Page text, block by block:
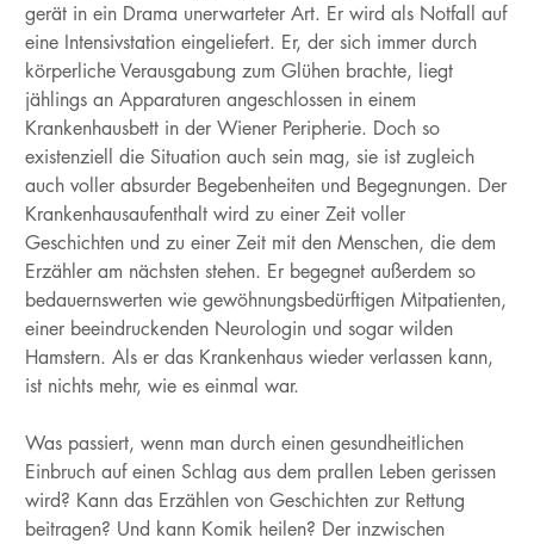
gerät in ein Drama unerwarteter Art. Er wird als Notfall auf
eine Intensivstation eingeliefert. Er, der sich immer durch
körperliche Verausgabung zum Glühen brachte, liegt
jählings an Apparaturen angeschlossen in einem
Krankenhausbett in der Wiener Peripherie. Doch so
existenziell die Situation auch sein mag, sie ist zugleich
auch voller absurder Begebenheiten und Begegnungen. Der
Krankenhausaufenthalt wird zu einer Zeit voller
Geschichten und zu einer Zeit mit den Menschen, die dem
Erzähler am nächsten stehen. Er begegnet außerdem so
bedauernswerten wie gewöhnungsbedürftigen Mitpatienten,
einer beeindruckenden Neurologin und sogar wilden
Hamstern. Als er das Krankenhaus wieder verlassen kann,
ist nichts mehr, wie es einmal war.
Was passiert, wenn man durch einen gesundheitlichen
Einbruch auf einen Schlag aus dem prallen Leben gerissen
wird? Kann das Erzählen von Geschichten zur Rettung
beitragen? Und kann Komik heilen? Der inzwischen